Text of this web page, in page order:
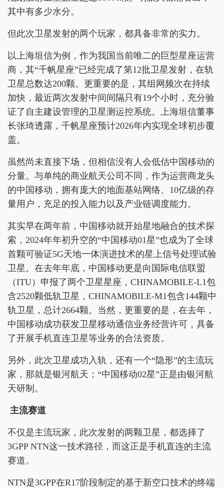
其中有多少水分。
但此次卫星发射的两个玩家，都具备非常的实力。
以上海垣信为例，作为我国当前唯二的巨型星座运营
商，其“千帆星座”已经完成了第12批卫星发射，在轨
卫星总数达200颗。更重要的是，其组网频次在持续
加快，最近两次发射中间间隔只有19个小时，充分验
证了自主建设管理的卫星测运控系统。上海垣信董事
长张琦透露，千帆星座预计2026年内实现全球初步覆
盖。
虽然尚未直接下场，但相信没有人会低估中国移动的
分量。与单纯的商业航天公司不同，作为运营商龙头
的中国移动，拥有庞大的地面基站网络、10亿级的存
量用户，充足的投入能力以及产业链调度能力。
其实早在两年前，中国移动就开始星地融合的技术探
索，2024年年初升空的“中国移动01星”也成为了全球
首颗可验证5G天地一体演进技术的星上信号处理试验
卫星。在去年年底，中国移动更是向国际电信联盟
（ITU）申报了两个卫星星座，CHINAMOBILE-L1包
含2520颗低轨卫星，CHINAMOBILE-M1包含144颗中
轨卫星，总计2664颗。当然，更重要的是，在去年，
中国移动成功获发卫星移动通信业务经营许可，具备
了开展手机直连卫星等业务的合法资质。
另外，此次卫星成功入轨，还有一个“隐形”的主流玩
家，那就是银河航天；“中国移动02星”正是由银河航
天研制。
主流赛道
不仅是主流玩家，此次发射的两颗卫星，都选择了
3GPP NTN这一技术路径，而这正是手机直连的主流
赛道。
NTN是3GPP在R17阶段制定的基于新空口技术的终端